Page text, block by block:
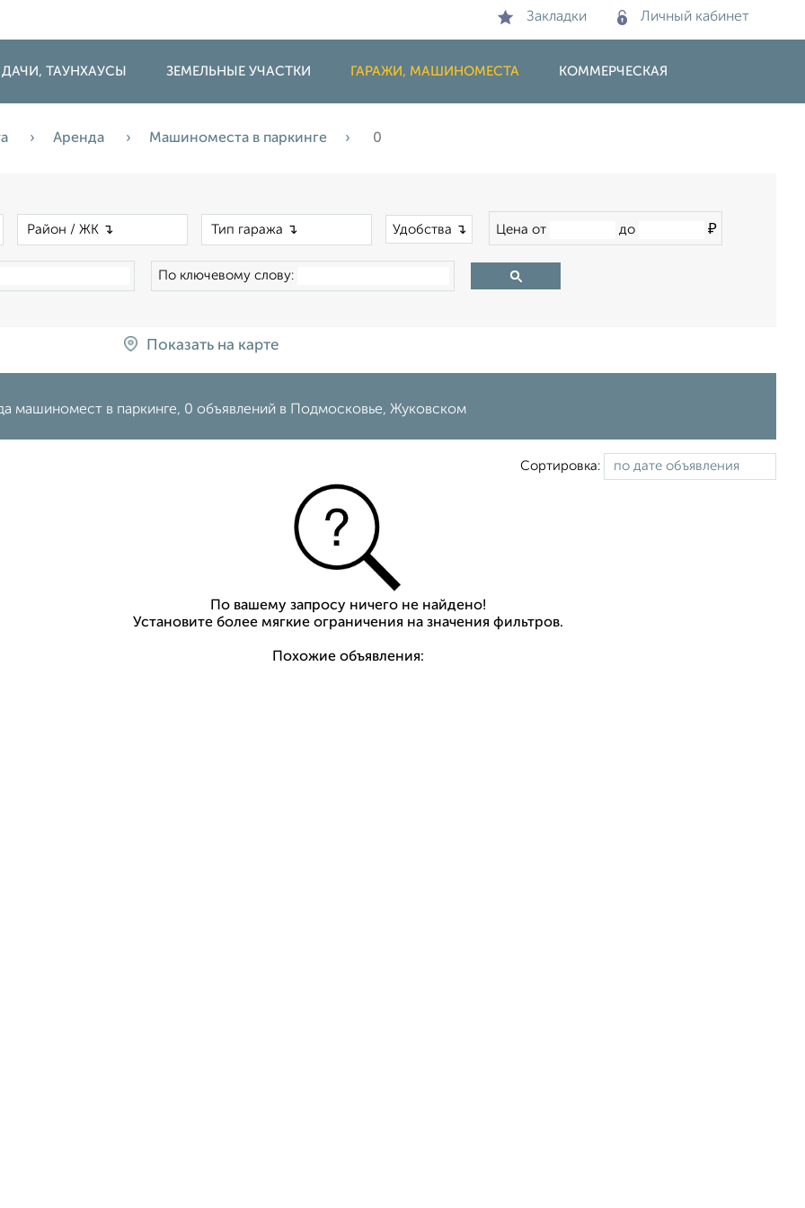
Закладки Личный кабинет
ТАУНХАУСЫ ЗЕМЕЛЬНЫЕ УЧАСТКИ ГАРАЖИ, МАШИНОМЕСТА КОММЕРЧЕСКАЯ
Аренда Машиноместа в паркинге 0
Удобства ↴ Цена от до ₽
По ключевому слову:
Показать на карте
машиномест в паркинге, 0 объявлений в Подмосковье, Жуковском
Сортировка:
По вашему запросу ничего не найдено!
Установите более мягкие ограничения на значения фильтров.
Похожие объявления: